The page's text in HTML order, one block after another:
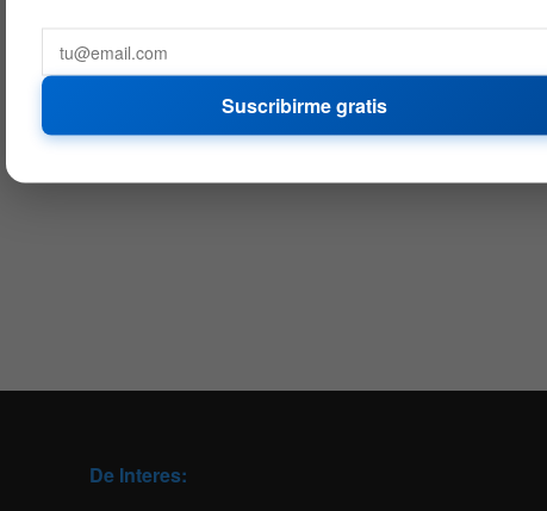
De Interes:
Suscribirme gratis